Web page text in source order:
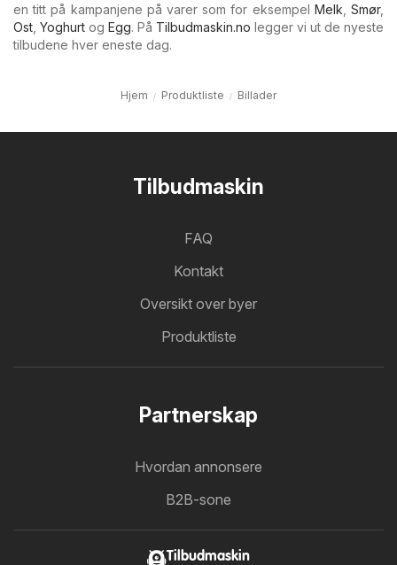
en titt på kampanjene på varer som for eksempel Melk ,Smør,
Ost Yoghurt og Egg. På Tilbudmaskin.no legger vi ut de nyeste
tilbudene hver eneste dag.
Hjem Produktliste Billader
Tilbudmaskin
FAQ
Kontakt
Oversikt over byer
Produktliste
Partnerskap
Hvordan annonsere
B2B-sone
Tilbudmaskin